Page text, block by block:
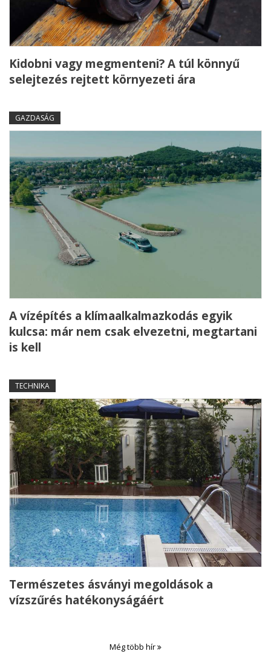
Kidobni vagy megmenteni? A túl könnyű
selejtezés rejtett környezeti ára
GAZDASÁG
A vízépítés a klímaalkalmazkodás egyik
kulcsa: már nem csak elvezetni, megtartani
is kell
TECHNIKA
Természetes ásványi megoldások a
vízszűrés hatékonyságáért
Még több hír